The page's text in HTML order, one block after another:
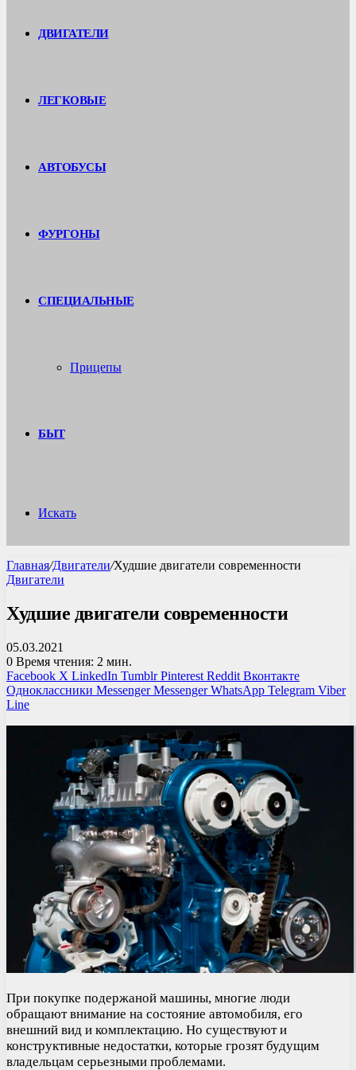
ДВИГАТЕЛИ
ЛЕГКОВЫЕ
АВТОБУСЫ
ФУРГОНЫ
СПЕЦИАЛЬНЫЕ
Прицепы
БЫТ
Искать
Главная/Двигатели/Худшие двигатели современности
Двигатели
Худшие двигатели современности
05.03.2021
0 Время чтения: 2 мин.
Facebook X LinkedIn Tumblr Pinterest Reddit Вконтакте
Одноклассники Messenger Messenger WhatsApp Telegram Viber
Line
При покупке подержаной машины, многие люди
обращают внимание на состояние автомобиля, его
внешний вид и комплектацию. Но существуют и
конструктивные недостатки, которые грозят будущим
владельцам серьезными проблемами.